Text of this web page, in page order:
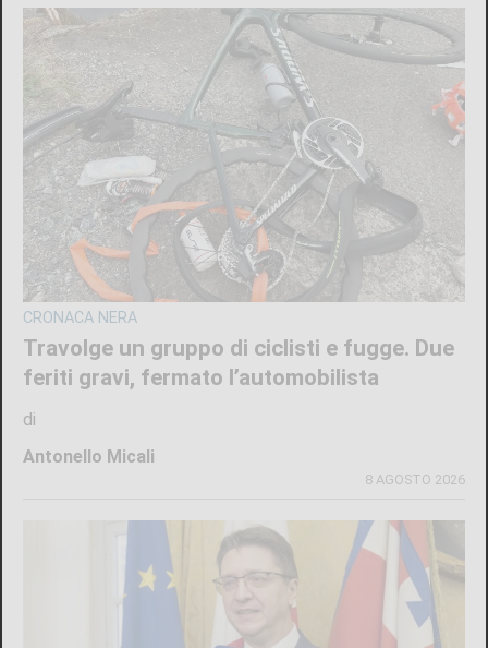
CRONACA NERA
Travolge un gruppo di ciclisti e fugge. Due
feriti gravi, fermato l’automobilista
di
Antonello Micali
8 AGOSTO 2026